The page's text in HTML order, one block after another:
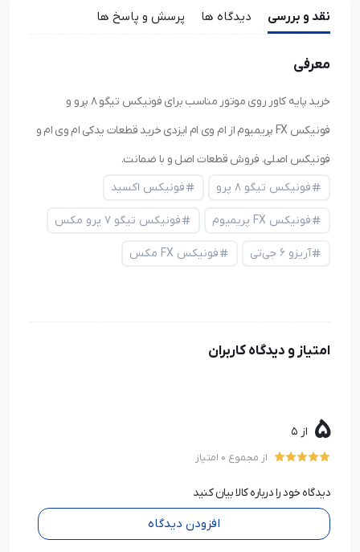
نقد و بررسی دیدگاه ها پرسش و پاسخ ها
معرفی
خرید پایه کاور روی موتور مناسب برای فونیکس تیگو ۸ پرو و
فونیکس FX پریمیوم از ام وی ام ایزدی خرید قطعات یدکی ام وی ام و
فونیکس اصلی. فروش قطعات اصل و با ضمانت.
فونیکس تیگو ۸ پرو
فونیکس اکسید
فونیکس FX پریمیوم فونیکس تیگو ۷ پرو مکس
آریزو ۶ جی‌تی فونیکس FX مکس
امتیاز و دیدگاه کاربران
5 از 5
از مجموع 0 امتیاز
دیدگاه خود را درباره کالا بیان کنید
افزودن دیدگاه